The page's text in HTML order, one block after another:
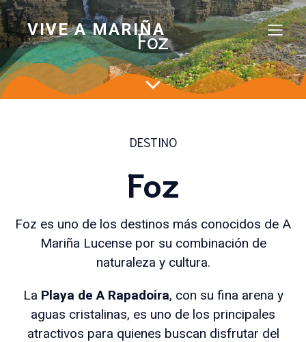
VIVE A MARIÑA
Foz
DESTINO
Foz
Foz es uno de los destinos más conocidos de A
Mariña Lucense por su combinación de
naturaleza y cultura.
La Playa de A Rapadoira, con su fina arena y
aguas cristalinas, es uno de los principales
atractivos para quienes buscan disfrutar del